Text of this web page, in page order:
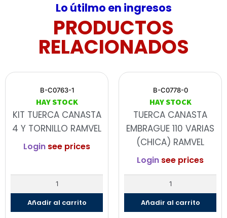
Lo útilmo en ingresos
PRODUCTOS
RELACIONADOS
B-C0763-1
HAY STOCK
KIT TUERCA CANASTA
4 Y TORNILLO RAMVEL
Login see prices
Añadir al carrito
B-C0778-0
HAY STOCK
TUERCA CANASTA
EMBRAGUE 110 VARIAS
(CHICA) RAMVEL
Login see prices
Añadir al carrito